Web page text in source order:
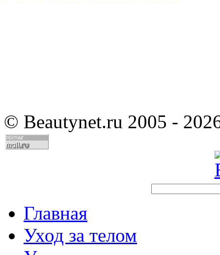
© Beautynet.ru 2005 -
Главная
Уход за телом